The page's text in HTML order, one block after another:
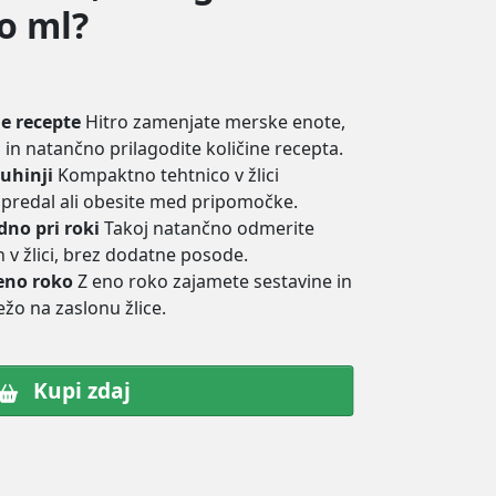
ml?
recepte Hitro zamenjate merske enote,
in natančno prilagodite količine recepta.
Kompaktno tehtnico v žlici
ali obesite med pripomočke.
pri roki Takoj natančno odmerite
v žlici, brez dodatne posode.
rokoZ eno roko zajamete sestavine in
na zaslonu žlice.
Kupi zdaj